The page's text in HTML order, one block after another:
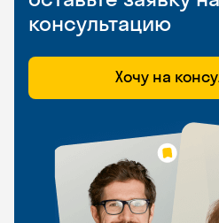
консультацию
Хочу на